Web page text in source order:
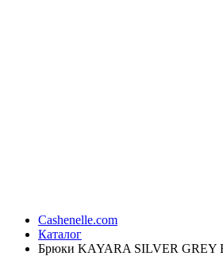
Cashenelle.com
Каталог
Брюки KAYARA SILVER GREY